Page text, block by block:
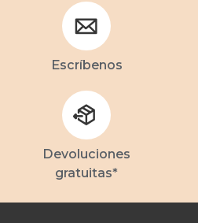
Escríbenos
Devoluciones
gratuitas*